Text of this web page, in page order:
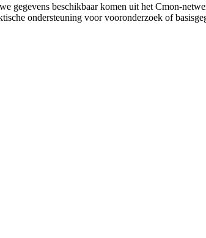
gegevens beschikbaar komen uit het Cmon-
ondersteuning voor vooronderzoek of